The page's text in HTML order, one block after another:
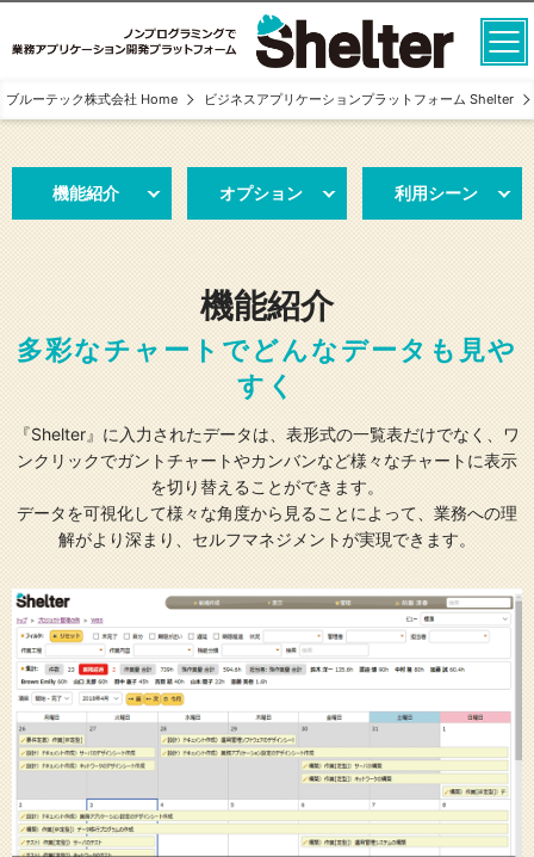
ブルーテック株式会社 Home ビジネスアプリケーションプラットフォーム Shelter
機能紹介 オプション 利用シーン
機能紹介
多彩なチャートでどんなデータも見や
すく
『Shelter』に入力されたデータは、表形式の一覧表だけでなく、ワ
ンクリックでガントチャートやカンバンなど様々なチャートに表示
を切り替えることができます。
データを可視化して様々な角度から見ることによって、業務への理
解がより深まり、セルフマネジメントが実現できます。